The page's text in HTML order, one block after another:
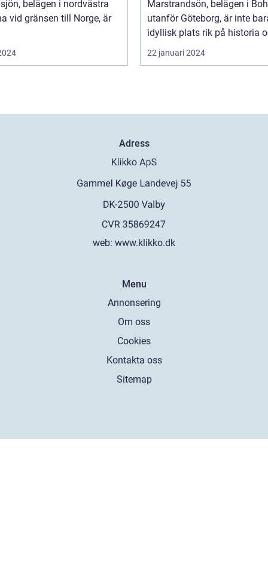
belägen i nordvästra
vid gränsen till Norge, är
Marstrandsön, belägen i
utanför Göteborg, är inte
idyllisk plats rik på historia
22 januari 2024
Adress
web: www.klikko.dk
Menu
Annonsering
Om oss
Cookies
Kontakta oss
Sitemap